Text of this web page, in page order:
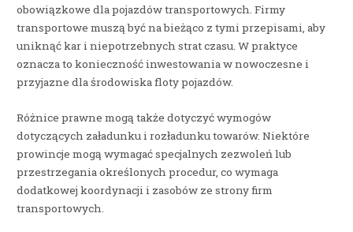
obowiązkowe dla pojazdów transportowych. Firmy
transportowe muszą być na bieżąco z tymi przepisami, aby
uniknąć kar i niepotrzebnych strat czasu. W praktyce
oznacza to konieczność inwestowania w nowoczesne i
przyjazne dla środowiska floty pojazdów.
Różnice prawne mogą także dotyczyć wymogów
dotyczących załadunku i rozładunku towarów. Niektóre
prowincje mogą wymagać specjalnych zezwoleń lub
przestrzegania określonych procedur, co wymaga
dodatkowej koordynacji i zasobów ze strony firm
transportowych.